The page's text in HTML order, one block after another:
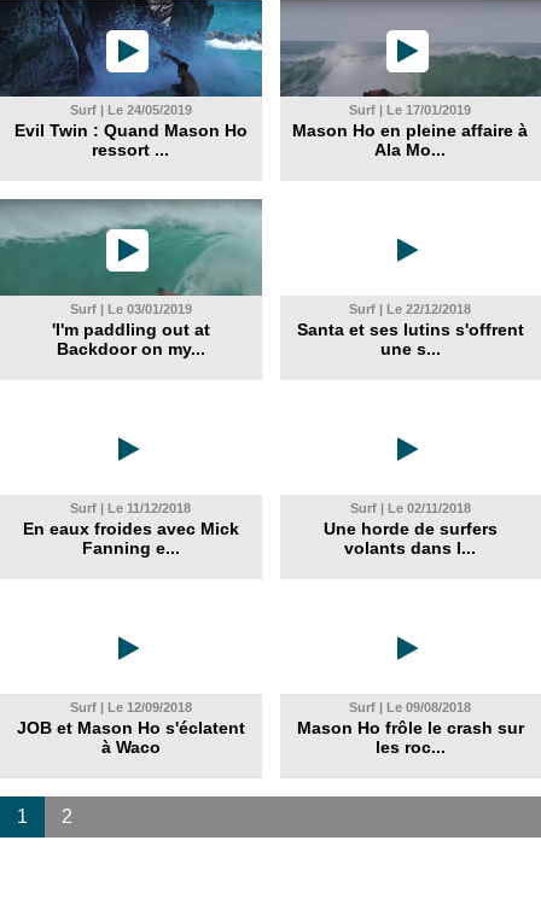
Surf | Le 24/05/2019
Evil Twin : Quand Mason Ho
ressort ...
Surf | Le 17/01/2019
Mason Ho en pleine affaire à
Ala Mo...
Surf | Le 03/01/2019
'I'm paddling out at
Backdoor on my...
Surf | Le 22/12/2018
Santa et ses lutins s'offrent
une s...
Surf | Le 11/12/2018
En eaux froides avec Mick
Fanning e...
Surf | Le 02/11/2018
Une horde de surfers
volants dans l...
Surf | Le 12/09/2018
JOB et Mason Ho s'éclatent
à Waco
Surf | Le 09/08/2018
Mason Ho frôle le crash sur
les roc...
1 2